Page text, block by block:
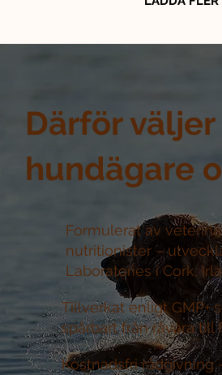
Därför väljer
hundägare
Formulerat av
nutritionister –
Laboratories i Cork,
Tillverkat enligt GMP+
spårbart från råvara till
Kostnadsfri rådgivning